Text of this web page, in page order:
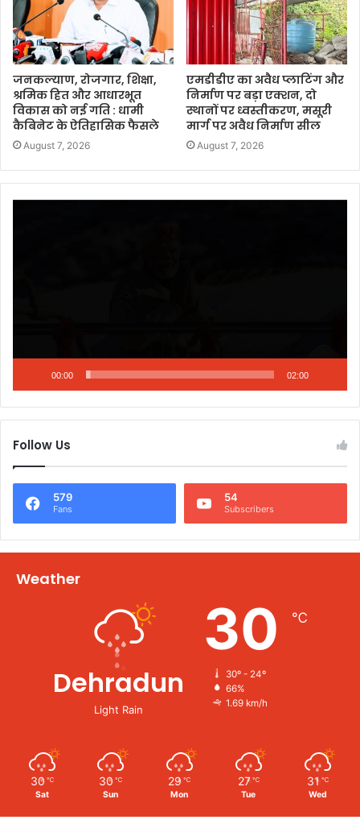
जनकल्याण, रोजगार, शिक्षा,
श्रमिक हित और आधारभूत
विकास को नई गति : धामी
कैबिनेट के ऐतिहासिक फैसले
August 7, 2026
एमडीडीए का अवैध प्लाटिंग और
निर्माण पर बड़ा एक्शन, दो
स्थानों पर ध्वस्तीकरण, मसूरी
मार्ग पर अवैध निर्माण सील
August 7, 2026
00:00 02:00
Follow Us
579
Fans
54
Subscribers
Weather
Dehradun
Light Rain
30 ℃
30º - 24º
66%
1.69 km/h
30 ℃
Sat
30 ℃
Sun
29 ℃
Mon
27 ℃
Tue
31 ℃
Wed